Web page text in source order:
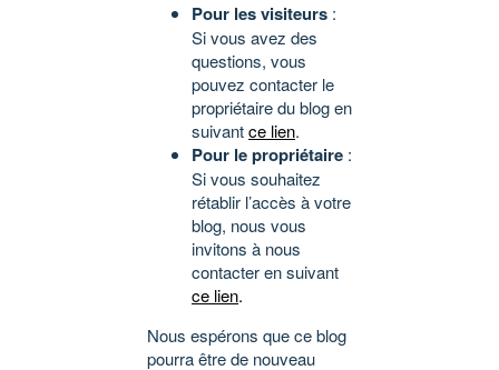
Pour les visiteurs :
Si vous avez des
questions, vous
pouvez contacter le
propriétaire du blog en
suivantce lien.
Pour le propriétaire :
Si vous souhaitez
rétablir l’accès à votre
blog, nous vous
invitons à nous
contacter en suivant
ce lien.
Nous espérons que ce blog
pourra être de nouveau